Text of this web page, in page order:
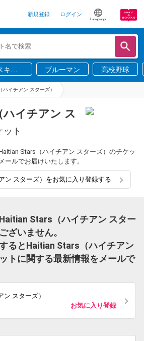
新規登録 ログイン
Language
キニ
ブルーマン 高校野球
ハイチアン スターズ）
イチアン ス
ット
Stars（ハイチアン スターズ）のチケッ
ールでお届けいたします。
ン スターズ）をお気に入り登録する
Stars（ハイチアン スター
ざいません。
るとHaitian Stars（ハイチアン
トに関する最新情報をメールで
スターズ）
お気に入り登録